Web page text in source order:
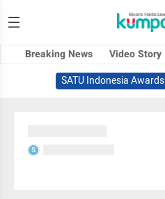
Breaking News Video Story
SATU Indonesia Awards
S